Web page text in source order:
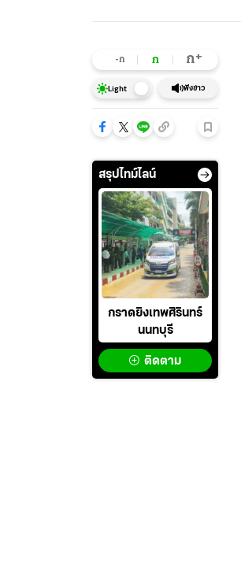
-ก ก ก+
Light ฟังข่าว
สรุปไทม์ไลน์
กราดยิงเทพศิรินทร์
นนทบุรี
ติดตาม